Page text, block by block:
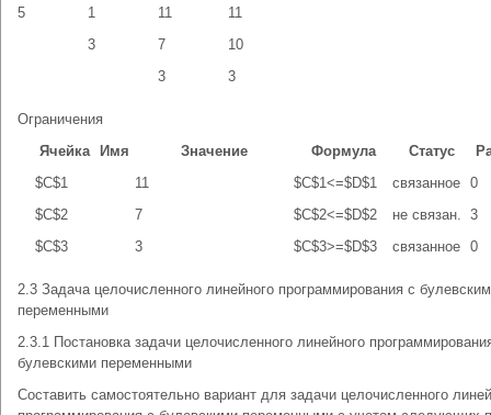
5 1 11
11
3
7
10
3
3
Ограничения
Ячейка
Имя Значение Формула Статус
$C$1
11 $C$1<=$D$1 связанное 0
$C$2
7 $C$2<=$D$2 не связан. 3
$C$3
3 $C$3>=$D$3 связанное 0
2.3 Задача целочисленного линейного программирования с
переменными
2.3.1 Постановка задачи целочисленного линейного
булевскими переменными
Составить самостоятельно вариант для задачи целочисленного